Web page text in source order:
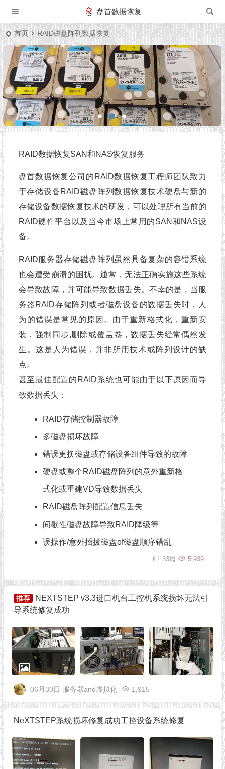
盘首数据恢复
首页 RAID磁盘阵列数据恢复
RAID数据恢复SAN和NAS恢复服务
盘首数据恢复公司的RAID数据恢复工程师团队致力
于存储设备RAID磁盘阵列数据恢复技术硬盘与新的
存储设备数据恢复技术的研发，可以处理所有当前的
RAID硬件平台以及当今市场上常用的SAN和NAS设
备。
RAID服务器存储磁盘阵列虽然具备复杂的容错系统
也会遭受崩溃的困扰。通常，无法正确实施这些系统
会导致故障，并可能导致数据丢失。不幸的是，当服
务器RAID存储阵列或者磁盘设备的数据丢失时，人
为的错误是常见的原因。由于重新格式化，重新安
装，强制同步,删除或覆盖卷，数据丢失经常偶然发
生。这是人为错误，并非所用技术或阵列设计的缺
点。
甚至最佳配置的RAID系统也可能由于以下原因而导
致数据丢失：
RAID存储控制器故障
多磁盘损坏故障
错误更换磁盘或存储设备组件导致的故障
硬盘或整个RAID磁盘阵列的意外重新格
式化或重建VD导致数据丢失
RAID磁盘阵列配置信息丢失
间歇性磁盘故障导致RAID降级等
误操作/意外插拔磁盘of磁盘顺序错乱
33篇 5,939
推荐
NEXTSTEP v3.3进口机台工控机系统损坏无法引
导系统修复成功
06月30日 服务器and虚拟化 1,915
NeXTSTEP系统损坏修复成功工控设备系统修复